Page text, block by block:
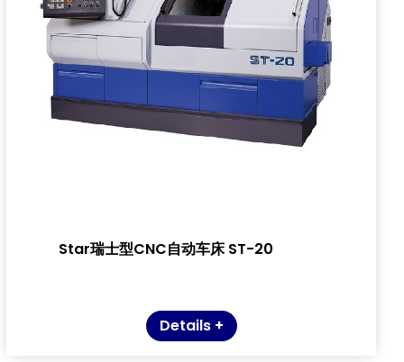
Star瑞士型CNC自动车床 ST-20
Details +